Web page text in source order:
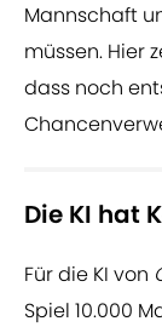
Mannschaft
müssen. Hier
dass noch
Die KI hat
Für die KI von
Spiel 10.000